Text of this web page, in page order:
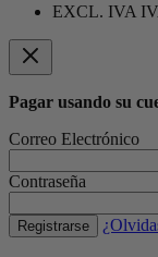
EXCL. IVA
Pagar usando su
Correo Electrónico
Contraseña
Registrarse